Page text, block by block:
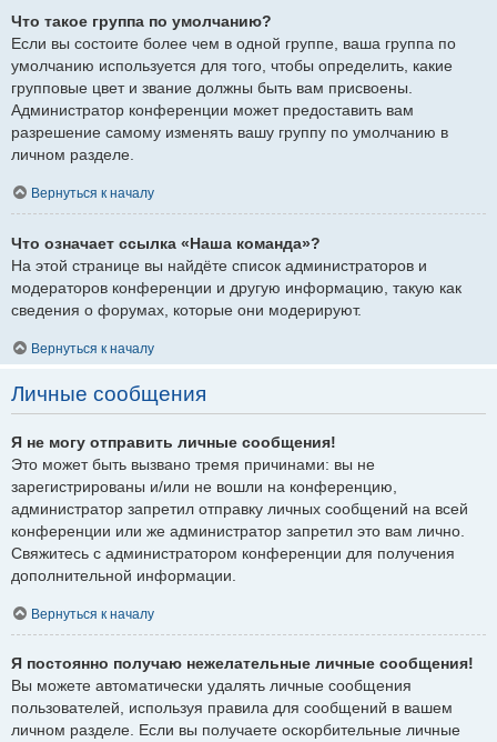
Что такое группа по умолчанию?
Если вы состоите более чем в одной группе, ваша группа по
умолчанию используется для того, чтобы определить, какие
групповые цвет и звание должны быть вам присвоены.
Администратор конференции может предоставить вам
разрешение самому изменять вашу группу по умолчанию в
личном разделе.
Вернуться к началу
Что означает ссылка «Наша команда»?
На этой странице вы найдёте список администраторов и
модераторов конференции и другую информацию, такую как
сведения о форумах, которые они модерируют.
Вернуться к началу
Личные сообщения
Я не могу отправить личные сообщения!
Это может быть вызвано тремя причинами: вы не
зарегистрированы и/или не вошли на конференцию,
администратор запретил отправку личных сообщений на всей
конференции или же администратор запретил это вам лично.
Свяжитесь с администратором конференции для получения
дополнительной информации.
Вернуться к началу
Я постоянно получаю нежелательные личные сообщения!
Вы можете автоматически удалять личные сообщения
пользователей, используя правила для сообщений в вашем
личном разделе. Если вы получаете оскорбительные личные